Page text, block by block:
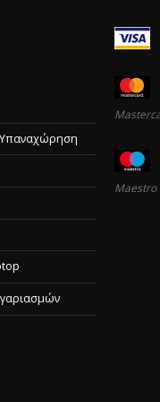
Υπαναχώρηση
Maestro